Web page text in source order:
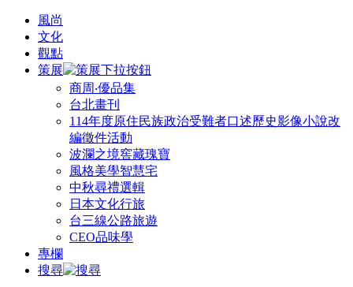
風尚
文化
觀點
策展
商周‧優品集
台北畫刊
114年度原住民族政治受難者口述歷史影像小說改
編徵件活動
波瀾之境窖藏瑰寶
風格美學智慧宅
中秋尋禮選輯
日本文化行旅
台三線公路旅遊
CEO品味學
專欄
搜尋